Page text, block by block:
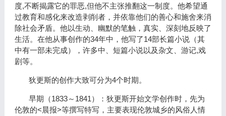
度,不断揭露它的罪恶,但他不主张推翻这一制度。他希望通
过教育和感化来改造剥削者，并依靠他们的善心和施舍来消
除社会矛盾。他以生动、幽默的笔触，真实、深刻地反映了
生活。在他从事创作的34年中，他写了14部长篇小说（其
中有一部未完成），许多中、短篇小说以及杂文、游记,戏
剧等。
狄更斯的创作大致可分为4个时期。
早期（1833～ 1841）：狄更斯开始文学创作时，先为
伦敦的<晨报>等撰写特写，主要表现伦敦城乡的风俗人情